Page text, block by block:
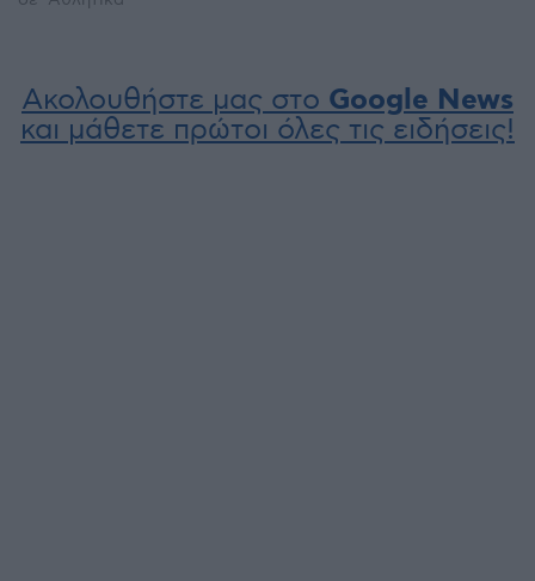
Ακολουθήστε μας στο Google News
και μάθετε πρώτοι όλες τις ειδήσεις!